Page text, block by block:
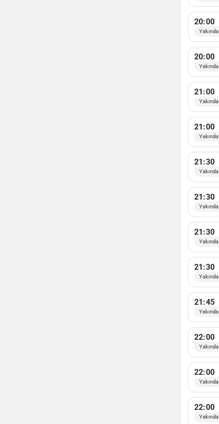
20:00
Yakında
20:00
Yakında
21:00
Yakında
21:00
Yakında
21:30
Yakında
21:30
Yakında
21:30
Yakında
21:30
Yakında
21:45
Yakında
22:00
Yakında
22:00
Yakında
22:00
Yakında